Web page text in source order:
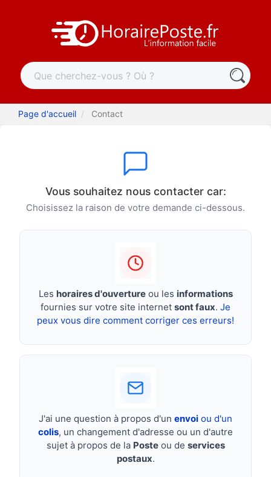
Page d'accueil Contact
Vous souhaitez nous contacter car:
Choisissez la raison de votre demande ci-dessous.
Les horaires d'ouvertureou les informations
fournies sur votre site internet sont faux. Je
peux vous dire comment corriger ces erreurs!
J'ai une question à propos d'un envoi ou d'un
colis, un changement d'adresse ou un d'autre
sujet à propos de la Posteou de services
postaux.